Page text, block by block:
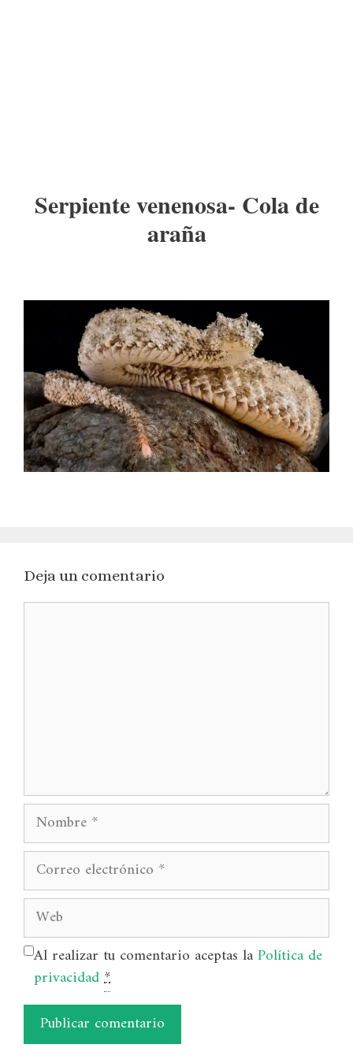
Serpiente venenosa- Cola de
araña
Deja un comentario
Comentario
Nombre
Correo
electrónico
Web
Al realizar tu comentario aceptas laPolítica de
privacidad*